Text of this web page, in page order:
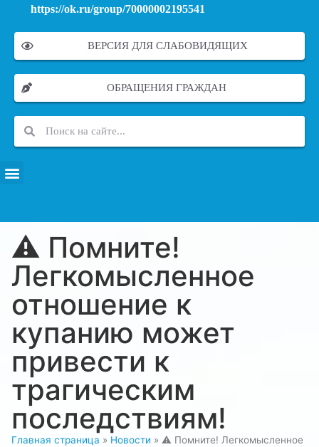
https://ok.ru/group/70000002195541
ВЕРСИЯ ДЛЯ СЛАБОВИДЯЩИХ
ОБРАЩЕНИЯ ГРАЖДАН
⚠️ Помните!
Легкомысленное
отношение к
купанию может
привести к
трагическим
последствиям!
Главная страница » Новости » ⚠️ Помните! Легкомысленное